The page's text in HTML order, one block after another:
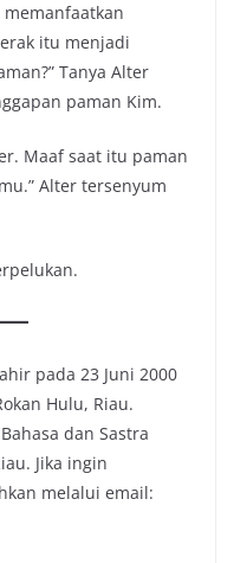
itu menjadi
Tanya Alter
paman Kim.
Maaf saat itu paman
Alter tersenyum
pada 23 Juni 2000
Hulu, Riau.
dan Sastra
Jika ingin
melalui email: